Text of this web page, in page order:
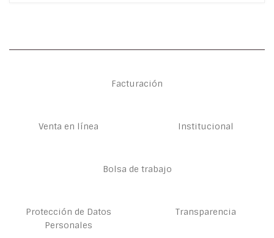
Facturación
Venta en línea Institucional
Bolsa de trabajo
Protección de Datos
Personales
Transparencia